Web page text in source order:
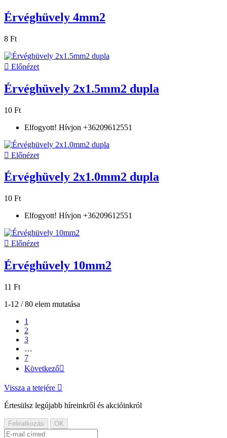
Érvéghüvely 4mm2
8 Ft
 Előnézet
Érvéghüvely 2x1.5mm2 dupla
10 Ft
Elfogyott! Hívjon +36209612551
 Előnézet
Érvéghüvely 2x1.0mm2 dupla
10 Ft
Elfogyott! Hívjon +36209612551
 Előnézet
Érvéghüvely 10mm2
11 Ft
1-12 / 80 elem mutatása
1
2
3
…
7
Következő
Vissza a tetejére 
Értesülsz legújabb híreinkről és akcióinkról